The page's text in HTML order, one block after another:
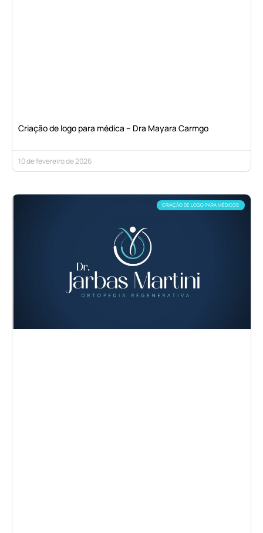
Criação de logo para médica – Dra Mayara Carmgo
10 de fevereiro de 2026
CRIAÇÃO DE LOGO PARA MÉDICOS